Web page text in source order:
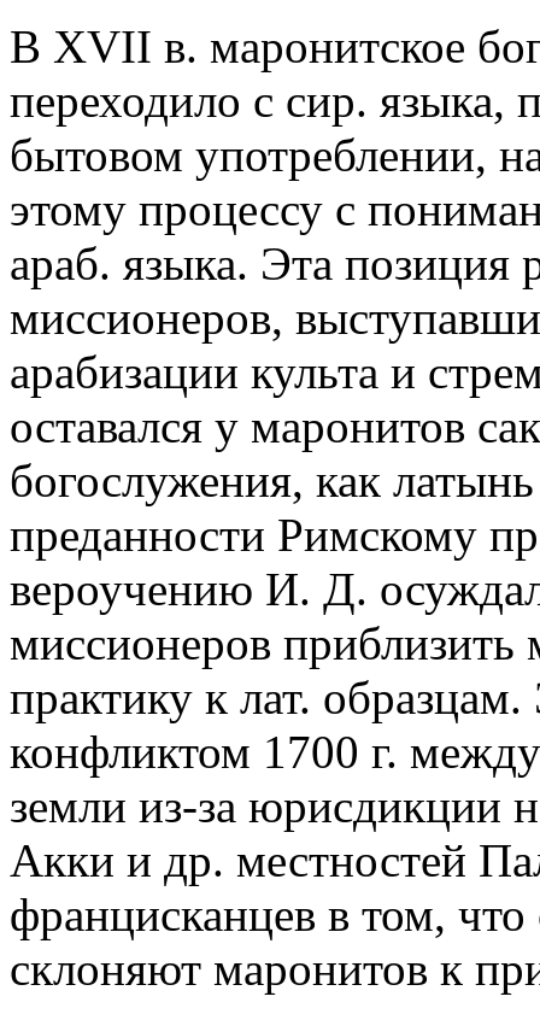
В XVII в. маронитское
переходило с сир. языка,
бытовом употреблении,
этому процессу с
араб. языка. Эта позиция
миссионеров,
арабизации культа и
оставался у маронитов
богослужения, как
преданности Римскому
вероучению И. Д.
миссионеров
практику к лат.
конфликтом 1700 г.
земли из-за юрисдикции
Акки и др. местностей
францисканцев в том,
склоняют маронитов к